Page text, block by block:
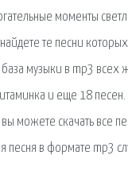
моменты
те песни
музыки в mp3 всех
и еще 18 песен.
можете скачать все
песня в формате mp3